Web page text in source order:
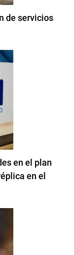
de servicios
en el plan
en el